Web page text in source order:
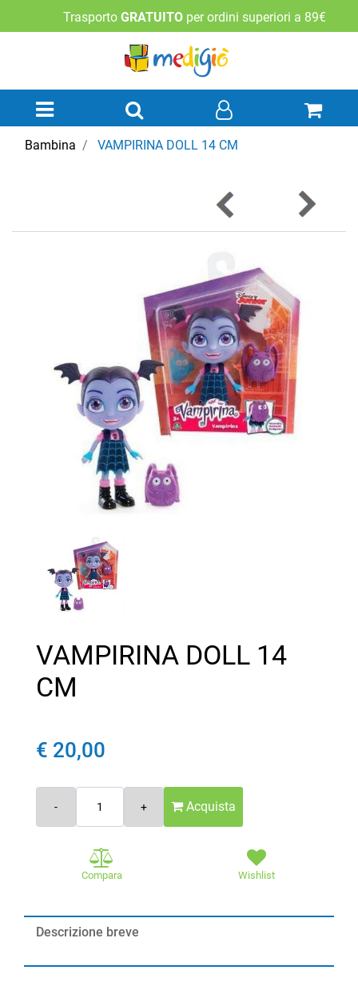
Trasporto GRATUITO per ordini superiori a 89€
Open menu
Bambina VAMPIRINA DOLL 14 CM
VAMPIRINA DOLL 14
CM
€ 20,00
Acquista
Compara Wishlist
Descrizione breve